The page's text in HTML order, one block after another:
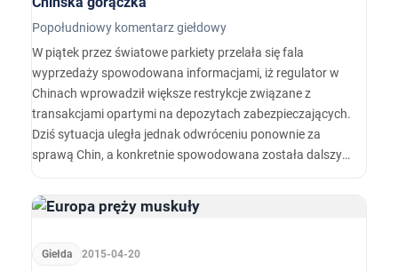
Popołudniowy komentarz giełdowy
W piątek przez światowe parkiety przelała się fala
wyprzedaży spowodowana informacjami, iż regulator w
Chinach wprowadził większe restrykcje związane z
transakcjami opartymi na depozytach zabezpieczających.
Dziś sytuacja uległa jednak odwróceniu ponownie za
sprawą Chin, a konkretnie spowodowana została dalszym
Giełda 2015-04-20